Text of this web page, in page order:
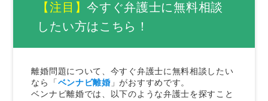
相談料
着手金
成功報酬
実費や日当など
弁護士費用を抑えるポイント3つ
【注目】今すぐ弁護士に無料相談
したい方はこちら！
離婚問題について、今すぐ弁護士に無料相談したい
なら「ベンナビ離婚 」がおすすめです。
ベンナビ離婚では、以下のような弁護士を探すこと